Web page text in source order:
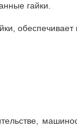
гайки.